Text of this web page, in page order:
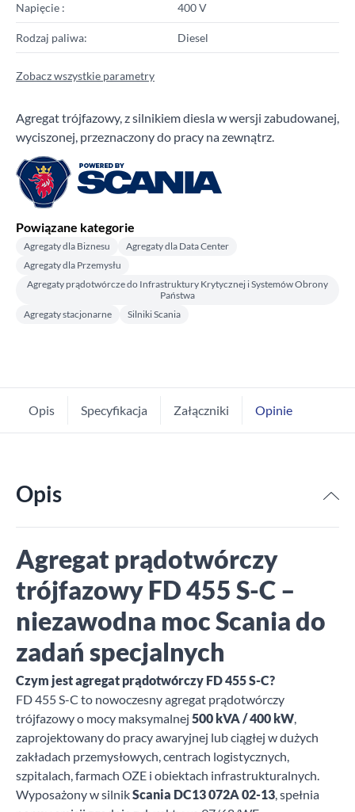
Napięcie : 400 V
Rodzaj paliwa: Diesel
Zobacz wszystkie parametry
Agregat trójfazowy, z silnikiem diesla w wersji zabudowanej,
wyciszonej, przeznaczony do pracy na zewnątrz.
Powiązane kategorie
Agregaty dla Biznesu
Agregaty dla Data Center
Agregaty dla Przemysłu
Agregaty prądotwórcze do Infrastruktury Krytycznej i Systemów Obrony
Państwa
Agregaty stacjonarne
Silniki Scania
Opis Specyfikacja Załączniki Opinie
Opis
Agregat prądotwórczy
trójfazowy FD 455 S-C –
niezawodna moc Scania do
zadań specjalnych
Czym jest agregat prądotwórczy FD 455 S-C?
FD 455 S-C to nowoczesny agregat prądotwórczy
trójfazowy o mocy maksymalnej 500 kVA / 400 kW,
zaprojektowany do pracy awaryjnej lub ciągłej w dużych
zakładach przemysłowych, centrach logistycznych,
szpitalach, farmach OZE i obiektach infrastrukturalnych.
Wyposażony w silnikScania DC13 072A 02-13, spełnia